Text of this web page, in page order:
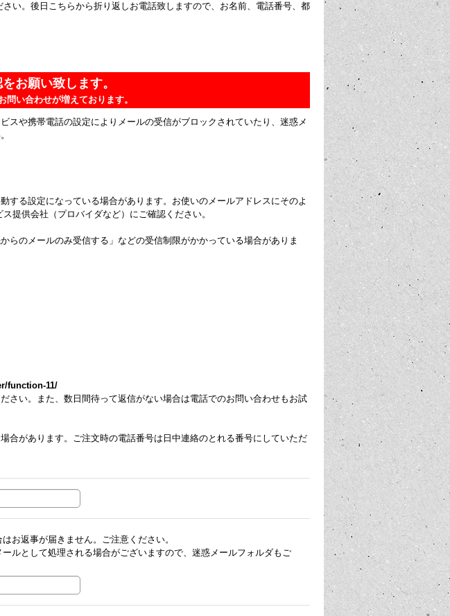
い。後日こちらから折り返しお電話致しますので、お名前、電話番号、都
お願い致します。
い合わせが増えております。
スや携帯電話の設定によりメールの受信がブロックされていたり、迷惑メ
する設定になっている場合があります。お使いのメールアドレスにそのよ
提供会社（プロバイダなど）にご確認ください。
らのメールのみ受信する」などの受信制限がかかっている場合がありま
function-11/
さい。また、数日間待って返信がない場合は電話でのお問い合わせもお試
合があります。ご注文時の電話番号は日中連絡のとれる番号にしていただ
お返事が届きません。ご注意ください。
ルとして処理される場合がございますので、迷惑メールフォルダもご